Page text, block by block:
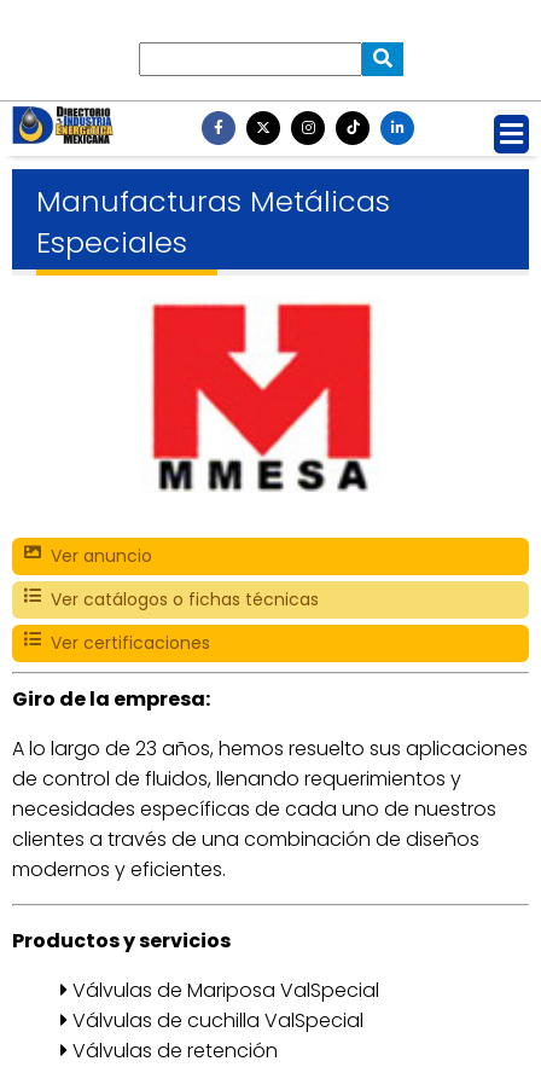
Manufacturas Metálicas
Especiales
Ver anuncio
Ver catálogos o fichas técnicas
Ver certificaciones
Giro de la empresa:
A lo largo de 23 años, hemos resuelto sus aplicaciones
de control de fluidos, llenando requerimientos y
necesidades específicas de cada uno de nuestros
clientes a través de una combinación de diseños
modernos y eficientes.
Productos y servicios
Válvulas de Mariposa ValSpecial
Válvulas de cuchilla ValSpecial
Válvulas de retención